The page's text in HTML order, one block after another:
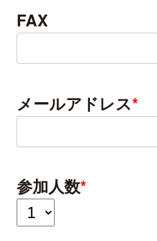
FAX
メールアドレス*
参加人数*